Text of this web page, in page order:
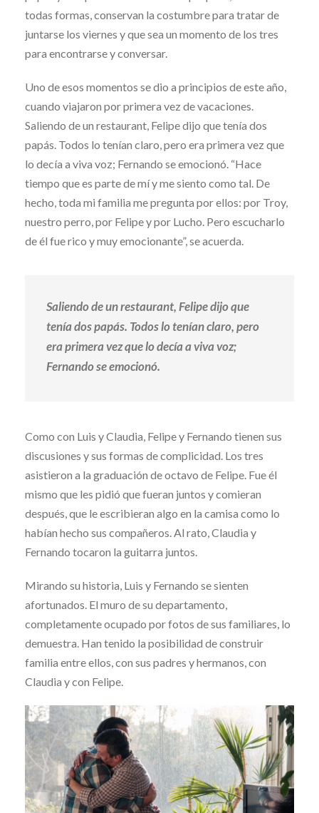
todas formas, conservan la costumbre para tratar de
juntarse los viernes y que sea un momento de los tres
para encontrarse y conversar.
Uno de esos momentos se dio a principios de este año,
cuando viajaron por primera vez de vacaciones.
Saliendo de un restaurant, Felipe dijo que tenía dos
papás. Todos lo tenían claro, pero era primera vez que
lo decía a viva voz; Fernando se emocionó. “Hace
tiempo que es parte de mí y me siento como tal. De
hecho, toda mi familia me pregunta por ellos: por Troy,
nuestro perro, por Felipe y por Lucho. Pero escucharlo
de él fue rico y muy emocionante”, se acuerda.
Saliendo de un restaurant, Felipe dijo que
tenía dos papás. Todos lo tenían claro, pero
era primera vez que lo decía a viva voz;
Fernando se emocionó.
Como con Luis y Claudia, Felipe y Fernando tienen sus
discusiones y sus formas de complicidad. Los tres
asistieron a la graduación de octavo de Felipe. Fue él
mismo que les pidió que fueran juntos y comieran
después, que le escribieran algo en la camisa como lo
habían hecho sus compañeros. Al rato, Claudia y
Fernando tocaron la guitarra juntos.
Mirando su historia, Luis y Fernando se sienten
afortunados. El muro de su departamento,
completamente ocupado por fotos de sus familiares, lo
demuestra. Han tenido la posibilidad de construir
familia entre ellos, con sus padres y hermanos, con
Claudia y con Felipe.